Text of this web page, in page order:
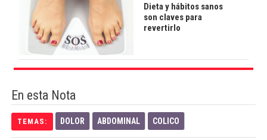
Dieta y hábitos sanos
son claves para
revertirlo
En esta Nota
TEMAS: DOLOR ABDOMINAL COLICO